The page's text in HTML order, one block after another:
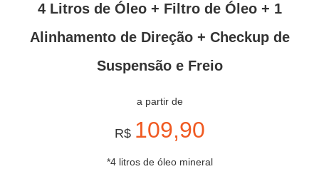
4 Litros de Óleo + Filtro de Óleo + 1
Alinhamento de Direção + Checkup de
Suspensão e Freio
a partir de
R$ 109,90
*4 litros de óleo mineral